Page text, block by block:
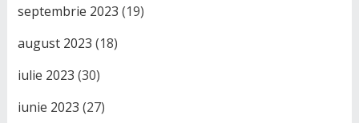
septembrie 2023 (19)
august 2023 (18)
iulie 2023 (30)
iunie 2023 (27)